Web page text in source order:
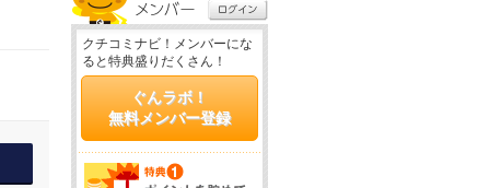
クチコミナビ！メンバーにな
ると特典盛りだくさん！
ぐんラボ！
無料メンバー登録